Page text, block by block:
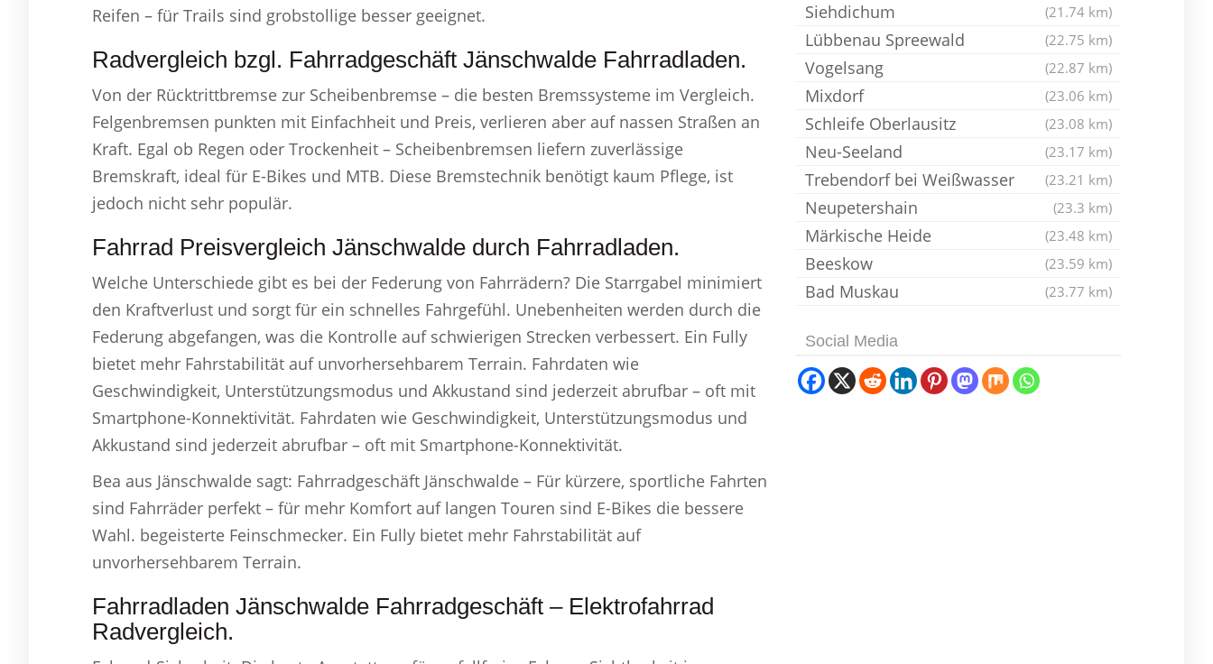
Reifen – für Trails sind grobstollige besser geeignet.
Radvergleich bzgl. Fahrradgeschäft Jänschwalde Fahrradladen.
Von der Rücktrittbremse zur Scheibenbremse – die besten Bremssysteme im Vergleich.
Felgenbremsen punkten mit Einfachheit und Preis, verlieren aber auf nassen Straßen an
Kraft. Egal ob Regen oder Trockenheit – Scheibenbremsen liefern zuverlässige
Bremskraft, ideal für E-Bikes und MTB. Diese Bremstechnik benötigt kaum Pflege, ist
jedoch nicht sehr populär.
Fahrrad Preisvergleich Jänschwalde durch Fahrradladen.
Welche Unterschiede gibt es bei der Federung von Fahrrädern? Die Starrgabel minimiert
den Kraftverlust und sorgt für ein schnelles Fahrgefühl. Unebenheiten werden durch die
Federung abgefangen, was die Kontrolle auf schwierigen Strecken verbessert. Ein Fully
bietet mehr Fahrstabilität auf unvorhersehbarem Terrain. Fahrdaten wie
Geschwindigkeit, Unterstützungsmodus und Akkustand sind jederzeit abrufbar – oft mit
Smartphone-Konnektivität. Fahrdaten wie Geschwindigkeit, Unterstützungsmodus und
Akkustand sind jederzeit abrufbar – oft mit Smartphone-Konnektivität.
Bea aus Jänschwalde sagt: Fahrradgeschäft Jänschwalde – Für kürzere, sportliche Fahrten
sind Fahrräder perfekt – für mehr Komfort auf langen Touren sind E-Bikes die bessere
Wahl. begeisterte Feinschmecker. Ein Fully bietet mehr Fahrstabilität auf
unvorhersehbarem Terrain.
Fahrradladen Jänschwalde Fahrradgeschäft – Elektrofahrrad
Radvergleich.
Siehdichum (21.74 km)
Lübbenau Spreewald (22.75 km)
Vogelsang (22.87 km)
Mixdorf (23.06 km)
Schleife Oberlausitz (23.08 km)
Neu-Seeland (23.17 km)
Trebendorf bei Weißwasser (23.21 km)
Neupetershain (23.3 km)
Märkische Heide (23.48 km)
Beeskow (23.59 km)
Bad Muskau (23.77 km)
Social Media